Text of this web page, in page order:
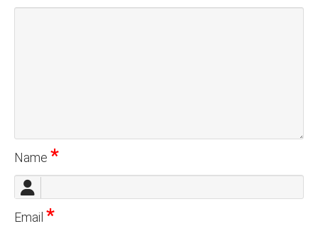
Name *
Email *